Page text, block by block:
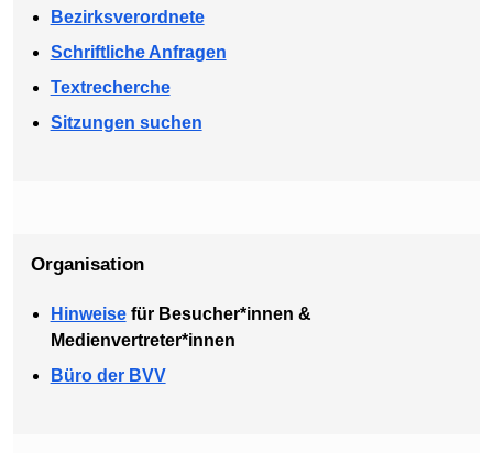
Bezirksverordnete
Schriftliche Anfragen
Textrecherche
Sitzungen suchen
Organisation
Hinweisefür Besucher*innen &
Medienvertreter*innen
Büro der BVV